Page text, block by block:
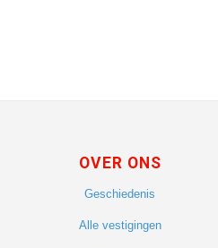
OVER ONS
Geschiedenis
Alle vestigingen